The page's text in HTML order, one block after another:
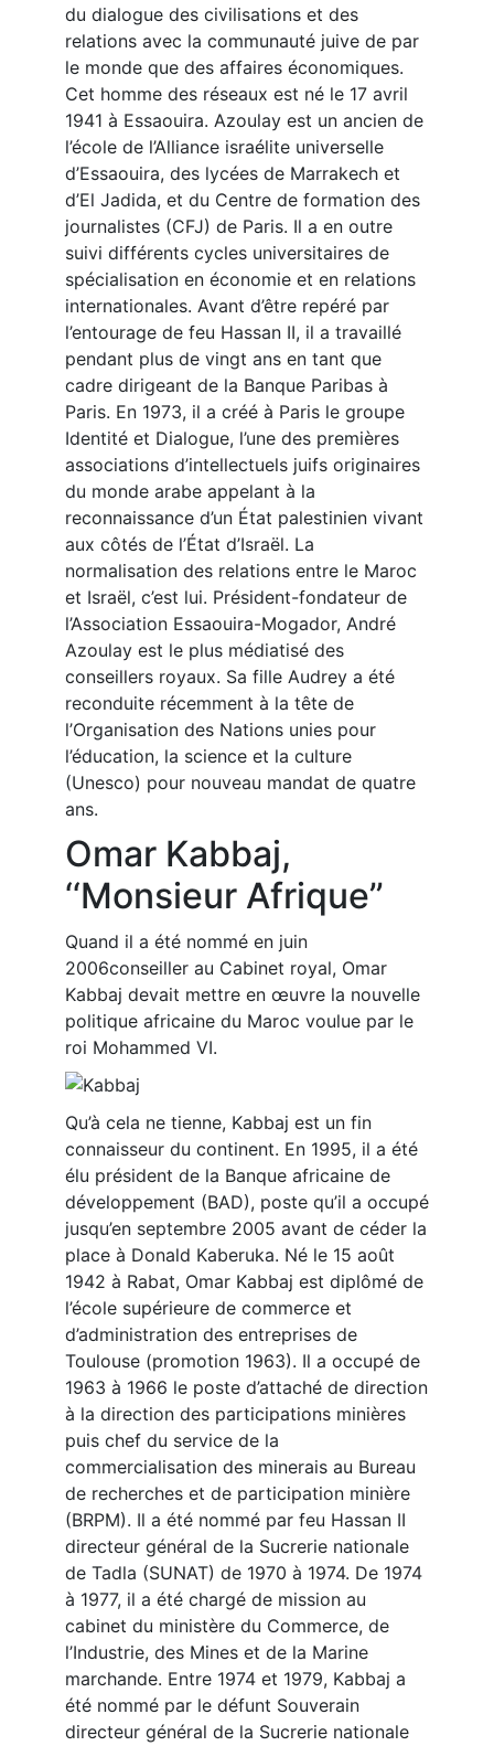
du dialogue des civilisations et des
relations avec la communauté juive de par
le monde que des affaires économiques.
Cet homme des réseaux est né le 17 avril
1941 à Essaouira. Azoulay est un ancien de
l’école de l’Alliance israélite universelle
d’Essaouira, des lycées de Marrakech et
d’El Jadida, et du Centre de formation des
journalistes (CFJ) de Paris. Il a en outre
suivi différents cycles universitaires de
spécialisation en économie et en relations
internationales. Avant d’être repéré par
l’entourage de feu Hassan II, il a travaillé
pendant plus de vingt ans en tant que
cadre dirigeant de la Banque Paribas à
Paris. En 1973, il a créé à Paris le groupe
Identité et Dialogue, l’une des premières
associations d’intellectuels juifs originaires
du monde arabe appelant à la
reconnaissance d’un État palestinien vivant
aux côtés de l’État d’Israël. La
normalisation des relations entre le Maroc
et Israël, c’est lui. Président-fondateur de
l’Association Essaouira-Mogador, André
Azoulay est le plus médiatisé des
conseillers royaux. Sa fille Audrey a été
reconduite récemment à la tête de
l’Organisation des Nations unies pour
l’éducation, la science et la culture
(Unesco) pour nouveau mandat de quatre
ans.
Omar Kabbaj,
‘‘Monsieur Afrique’’
Quand il a été nommé en juin
2006conseiller au Cabinet royal, Omar
Kabbaj devait mettre en œuvre la nouvelle
politique africaine du Maroc voulue par le
roi Mohammed VI.
Qu’à cela ne tienne, Kabbaj est un fin
connaisseur du continent. En 1995, il a été
élu président de la Banque africaine de
développement (BAD), poste qu’il a occupé
jusqu’en septembre 2005 avant de céder la
place à Donald Kaberuka. Né le 15 août
1942 à Rabat, Omar Kabbaj est diplômé de
l’école supérieure de commerce et
d’administration des entreprises de
Toulouse (promotion 1963). Il a occupé de
1963 à 1966 le poste d’attaché de direction
à la direction des participations minières
puis chef du service de la
commercialisation des minerais au Bureau
de recherches et de participation minière
(BRPM). Il a été nommé par feu Hassan II
directeur général de la Sucrerie nationale
de Tadla (SUNAT) de 1970 à 1974. De 1974
à 1977, il a été chargé de mission au
cabinet du ministère du Commerce, de
l’Industrie, des Mines et de la Marine
marchande. Entre 1974 et 1979, Kabbaj a
été nommé par le défunt Souverain
directeur général de la Sucrerie nationale